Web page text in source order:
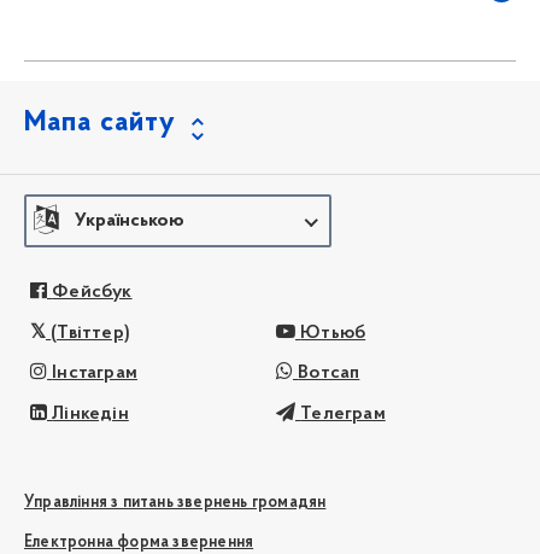
Мапа сайту
Українською
Фейсбук
(Твіттер) Ютьюб
Інстаграм Вотсап
Лінкедін Телеграм
Управління з питань звернень громадян
Електронна форма звернення